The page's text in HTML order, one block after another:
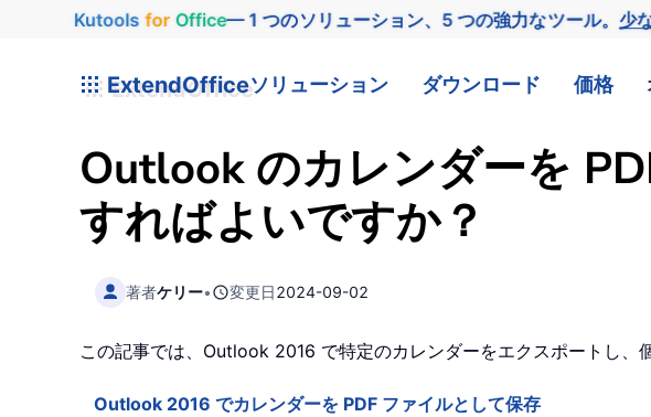
Kutools for Office— 1 つのソリューション、5 つの強力なツール。少
ExtendOfficeソリューション ダウンロード 価格
Outlook のカレンダーを
すればよいですか？
著者ケリー• 変更日2024-09-02
この記事では、Outlook 2016 で特定のカレンダーをエクスポートし、
Outlook 2016 でカレンダーを PDF ファイルとして保存